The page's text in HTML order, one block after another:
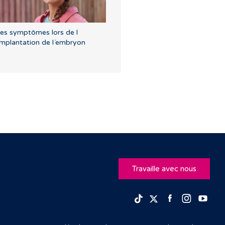
symptômes lors de l
de l´embryon
Travaille avec nous
TikTokTwitterFacebook